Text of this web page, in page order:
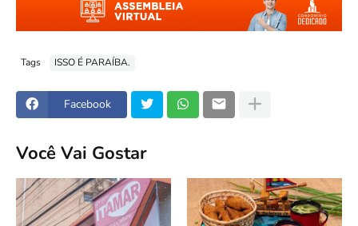
Tags ISSO É PARAÍBA.
Facebook
Você Vai Gostar